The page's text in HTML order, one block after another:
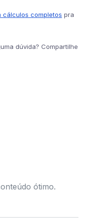
cálculos completos pra
dúvida? Compartilhe
ótimo.